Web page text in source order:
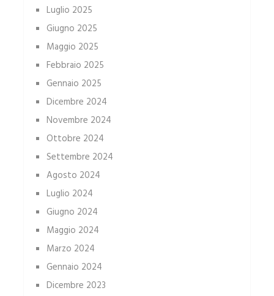
Luglio 2025
Giugno 2025
Maggio 2025
Febbraio 2025
Gennaio 2025
Dicembre 2024
Novembre 2024
Ottobre 2024
Settembre 2024
Agosto 2024
Luglio 2024
Giugno 2024
Maggio 2024
Marzo 2024
Gennaio 2024
Dicembre 2023